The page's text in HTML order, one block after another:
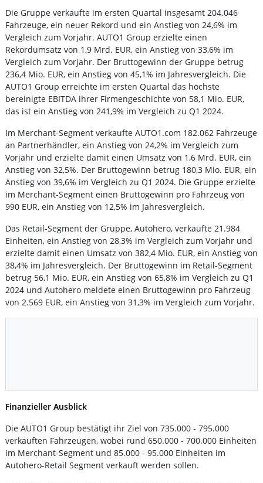
Die Gruppe verkaufte im ersten Quartal insgesamt 204.046
Fahrzeuge, ein neuer Rekord und ein Anstieg von 24,6% im
Vergleich zum Vorjahr. AUTO1 Group erzielte einen
Rekordumsatz von 1,9 Mrd. EUR, ein Anstieg von 33,6% im
Vergleich zum Vorjahr. Der Bruttogewinn der Gruppe betrug
236,4 Mio. EUR, ein Anstieg von 45,1% im Jahresvergleich. Die
AUTO1 Group erreichte im ersten Quartal das höchste
bereinigte EBITDA ihrer Firmengeschichte von 58,1 Mio. EUR,
das ist ein Anstieg von 241,9% im Vergleich zu Q1 2024.
Im Merchant-Segment verkaufte AUTO1.com 182.062 Fahrzeuge
an Partnerhändler, ein Anstieg von 24,2% im Vergleich zum
Vorjahr und erzielte damit einen Umsatz von 1,6 Mrd. EUR, ein
Anstieg von 32,5%. Der Bruttogewinn betrug 180,3 Mio. EUR, ein
Anstieg von 39,6% im Vergleich zu Q1 2024. Die Gruppe erzielte
im Merchant-Segment einen Bruttogewinn pro Fahrzeug von
990 EUR, ein Anstieg von 12,5% im Jahresvergleich.
Das Retail-Segment der Gruppe, Autohero, verkaufte 21.984
Einheiten, ein Anstieg von 28,3% im Vergleich zum Vorjahr und
erzielte damit einen Umsatz von 382,4 Mio. EUR, ein Anstieg von
38,4% im Jahresvergleich. Der Bruttogewinn im Retail-Segment
betrug 56,1 Mio. EUR, ein Anstieg von 65,8% im Vergleich zu Q1
2024 und Autohero meldete einen Bruttogewinn pro Fahrzeug
von 2.569 EUR, ein Anstieg von 31,3% im Vergleich zum Vorjahr.
Finanzieller Ausblick
Die AUTO1 Group bestätigt ihr Ziel von 735.000 - 795.000
verkauften Fahrzeugen, wobei rund 650.000 - 700.000 Einheiten
im Merchant-Segment und 85.000 - 95.000 Einheiten im
Autohero-Retail Segment verkauft werden sollen.